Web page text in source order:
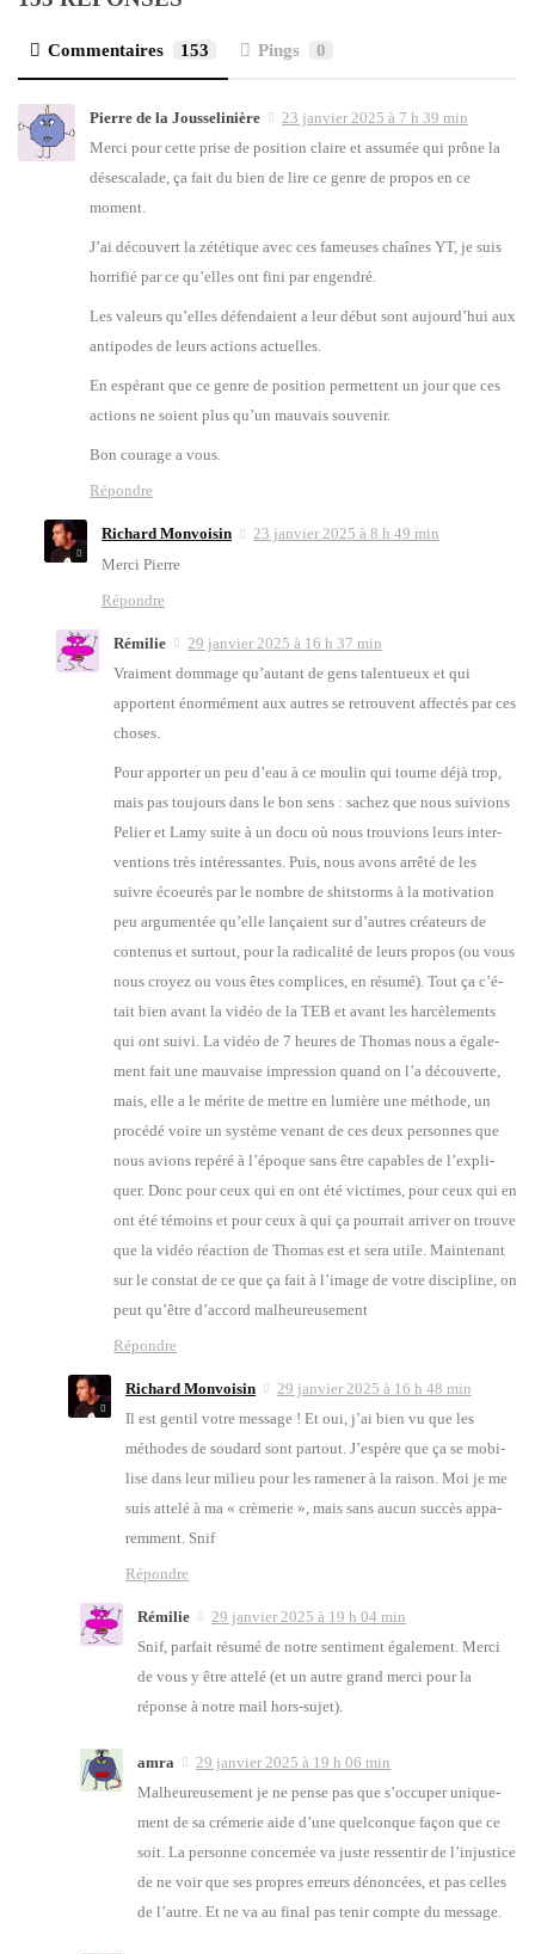
Commentaires 153 Pings 0
Pierre de la Jousselinière
23 janvier 2025 à 7 h 39 min
Mer­ci pour cette prise de posi­tion claire et assu­mée qui prône la
déses­ca­lade, ça fait du bien de lire ce genre de pro­pos en ce
moment.
J’ai décou­vert la zété­tique avec ces fameuses chaînes YT, je suis
hor­ri­fié par ce qu’elles ont fini par engen­dré.
Les valeurs qu’elles défen­daient a leur début sont aujourd’­hui aux
anti­podes de leurs actions actuelles.
En espé­rant que ce genre de posi­tion per­mettent un jour que ces
actions ne soient plus qu’un mau­vais sou­ve­nir.
Bon cou­rage a vous.
Répondre
Richard Monvoisin
23 janvier 2025 à 8 h 49 min
Mer­ci Pierre
Répondre
Rémilie
29 janvier 2025 à 16 h 37 min
Vrai­ment dom­mage qu’au­tant de gens talen­tueux et qui
apportent énor­mé­ment aux autres se retrouvent affec­tés par ces
choses.
Pour appor­ter un peu d’eau à ce mou­lin qui tourne déjà trop,
mais pas tou­jours dans le bon sens : sachez que nous sui­vions
Pelier et Lamy suite à un docu où nous trou­vions leurs inter­
ven­tions très inté­res­santes. Puis, nous avons arrê­té de les
suivre écoeu­rés par le nombre de shits­torms à la moti­va­tion
peu argu­men­tée qu’elle lan­çaient sur d’autres créa­teurs de
conte­nus et sur­tout, pour la radi­ca­li­té de leurs pro­pos (ou vous
nous croyez ou vous êtes com­plices, en résu­mé). Tout ça c’é­
tait bien avant la vidéo de la TEB et avant les har­cè­le­ments
qui ont sui­vi. La vidéo de 7 heures de Tho­mas nous a éga­le­
ment fait une mau­vaise impres­sion quand on l’a décou­verte,
mais, elle a le mérite de mettre en lumière une méthode, un
pro­cé­dé voire un sys­tème venant de ces deux per­sonnes que
nous avions repé­ré à l’é­poque sans être capables de l’ex­pli­
quer. Donc pour ceux qui en ont été vic­times, pour ceux qui en
ont été témoins et pour ceux à qui ça pour­rait arri­ver on trouve
que la vidéo réac­tion de Tho­mas est et sera utile. Main­te­nant
sur le constat de ce que ça fait à l’i­mage de votre dis­ci­pline, on
peut qu’être d’ac­cord mal­heu­reu­se­ment
Répondre
Richard Monvoisin
29 janvier 2025 à 16 h 48 min
Il est gen­til votre mes­sage ! Et oui, j’ai bien vu que les
méthodes de sou­dard sont par­tout. J’es­père que ça se mobi­
lise dans leur milieu pour les rame­ner à la rai­son. Moi je me
suis atte­lé à ma « crè­me­rie », mais sans aucun suc­cès appa­
rem­ment. Snif
Répondre
Rémilie
29 janvier 2025 à 19 h 04 min
Snif, par­fait résu­mé de notre sen­ti­ment éga­le­ment. Mer­ci
de vous y être atte­lé (et un autre grand mer­ci pour la
réponse à notre mail hors-sujet).
amra
29 janvier 2025 à 19 h 06 min
Mal­heu­reu­se­ment je ne pense pas que s’oc­cu­per uni­que­
ment de sa cré­me­rie aide d’une quel­conque façon que ce
soit. La per­sonne concer­née va juste res­sen­tir de l’in­jus­tice
de ne voir que ses propres erreurs dénon­cées, et pas celles
de l’autre. Et ne va au final pas tenir compte du mes­sage.